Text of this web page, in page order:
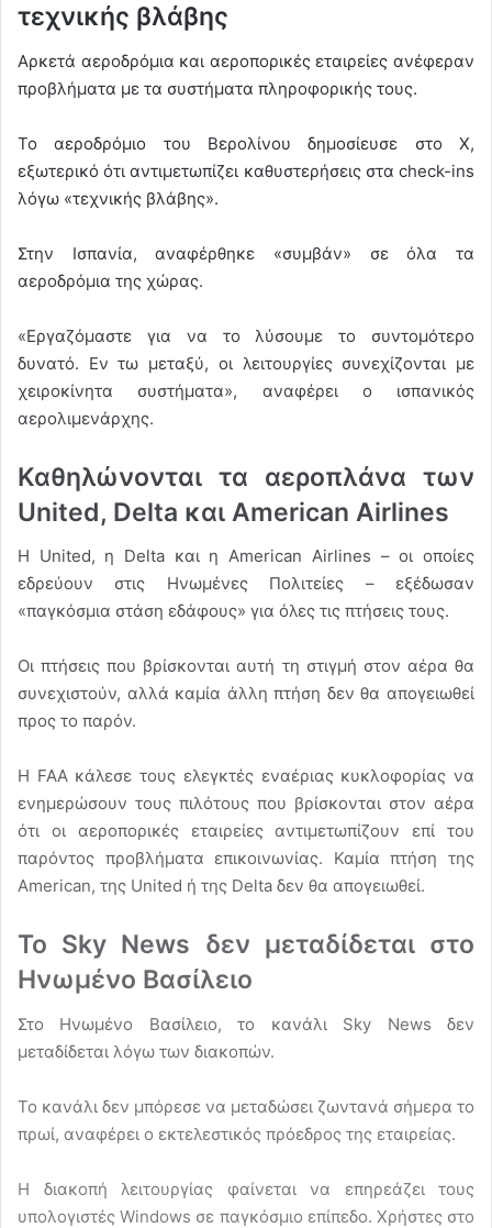
τεχνικής βλάβης
Αρκετά αεροδρόμια και αεροπορικές εταιρείες ανέφεραν
προβλήματα με τα συστήματα πληροφορικής τους.
Το αεροδρόμιο του Βερολίνου δημοσίευσε στο X,
εξωτερικό ότι αντιμετωπίζει καθυστερήσεις στα check-ins
λόγω «τεχνικής βλάβης».
Στην Ισπανία, αναφέρθηκε «συμβάν» σε όλα τα
αεροδρόμια της χώρας.
«Εργαζόμαστε για να το λύσουμε το συντομότερο
δυνατό. Εν τω μεταξύ, οι λειτουργίες συνεχίζονται με
χειροκίνητα συστήματα», αναφέρει ο ισπανικός
αερολιμενάρχης.
Καθηλώνονται τα αεροπλάνα των
United, Delta και American Airlines
Η United, η Delta και η American Airlines – οι οποίες
εδρεύουν στις Ηνωμένες Πολιτείες – εξέδωσαν
«παγκόσμια στάση εδάφους» για όλες τις πτήσεις τους.
Οι πτήσεις που βρίσκονται αυτή τη στιγμή στον αέρα θα
συνεχιστούν, αλλά καμία άλλη πτήση δεν θα απογειωθεί
προς το παρόν.
Η FAA κάλεσε τους ελεγκτές εναέριας κυκλοφορίας να
ενημερώσουν τους πιλότους που βρίσκονται στον αέρα
ότι οι αεροπορικές εταιρείες αντιμετωπίζουν επί του
παρόντος προβλήματα επικοινωνίας. Καμία πτήση της
American, της United ή της Delta δεν θα απογειωθεί.
Το Sky News δεν μεταδίδεται στο
Ηνωμένο Βασίλειο
Στο Ηνωμένο Βασίλειο, το κανάλι Sky News δεν
μεταδίδεται λόγω των διακοπών.
Το κανάλι δεν μπόρεσε να μεταδώσει ζωντανά σήμερα το
πρωί, αναφέρει ο εκτελεστικός πρόεδρος της εταιρείας.
Η διακοπή λειτουργίας φαίνεται να επηρεάζει τους
υπολογιστές Windows σε παγκόσμιο επίπεδο. Χρήστες στο